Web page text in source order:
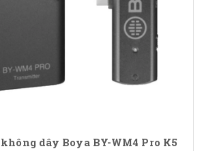
dây Boya BY-WM4 Pro K5